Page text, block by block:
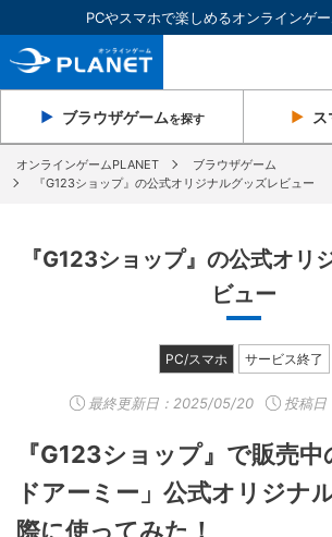
PCやスマホで楽しめるオンラインゲー
ブラウザゲームを探す
オンラインゲームPLANET
ブラウザゲーム
『G123ショップ』の公式オリジナルグッズレビュー
『G123ショップ』の公式オリ
ビュー
PC/スマホ サービス終了
最終更新日： 2025/05/20 投稿
『G123ショップ』で販売
ドアーミー」公式オリジナ
際に使ってみた！